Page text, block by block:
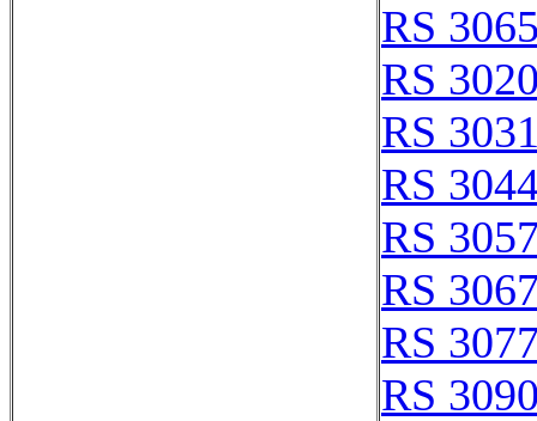
RS
RS
RS
RS
RS
RS
RS
RS